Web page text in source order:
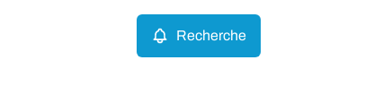
Recherche